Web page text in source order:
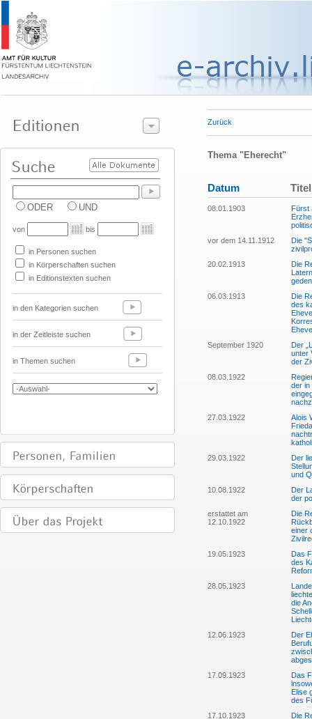
ODER UND
von bis
in Personen suchen
in Körperschaften suchen
in Editionstexten suchen
in den Kategorien suchen
in der Zeitleiste suchen
in Themen suchen
Zurück
Thema "Eherecht"
Datum Titel
08.01.1903
Fürst
vor dem 14.11.1912
Die
20.02.1913
Die
06.03.1913
Die
des
September 1920
Der
unter
der
08.03.1922
der in
27.03.1922
Alois
29.03.1922
Der
und
10.08.1922
Der
der
erstattet am
12.10.1922
Die
einer
19.05.1923
Das
des
28.05.1923
die
12.06.1923
Der
17.09.1923
Das
Elise
des
17.10.1923
Die